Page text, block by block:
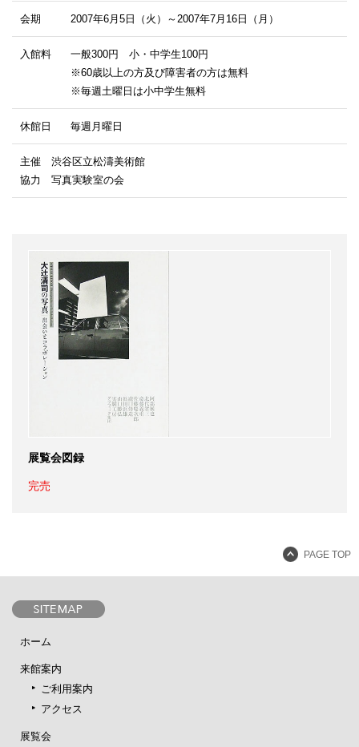
会期 2007年6月5日（火）～2007年7月16日（月）
入館料
一般300円 小・中学生100円
※60歳以上の方及び障害者の方は無料
※毎週土曜日は小中学生無料
休館日 毎週月曜日
主催 渋谷区立松濤美術館
協力 写真実験室の会
展覧会図録
完売
PAGE TOP
ホーム
来館案内
ご利用案内
アクセス
展覧会